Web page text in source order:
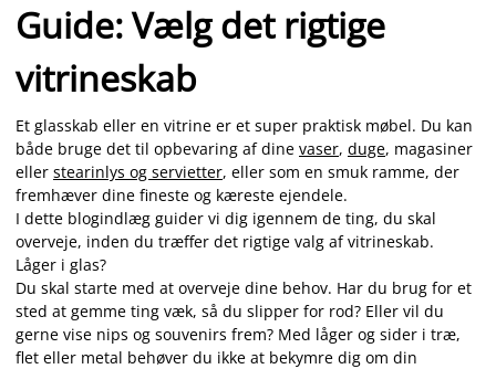
Guide: Vælg det rigtige
vitrineskab
Et glasskab eller en vitrine er et super praktisk møbel. Du kan
både bruge det til opbevaring af dine vaser, duge, magasiner
eller stearinlys og servietter, eller som en smuk ramme, der
fremhæver dine fineste og kæreste ejendele.
I dette blogindlæg guider vi dig igennem de ting, du skal
overveje, inden du træffer det rigtige valg af vitrineskab.
Låger i glas?
Du skal starte med at overveje dine behov. Har du brug for et
sted at gemme ting væk, så du slipper for rod? Eller vil du
gerne vise nips og souvenirs frem? Med låger og sider i træ,
flet eller metal behøver du ikke at bekymre dig om din